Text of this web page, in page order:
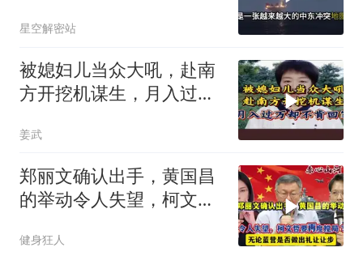
彻底心寒
星空解密站
被媳妇儿当众大吼，赴南
方开挖机谋生，月入过万
姜武
郑丽文确认出手，黄国昌
的举动令人失望，柯文哲
健身狂人